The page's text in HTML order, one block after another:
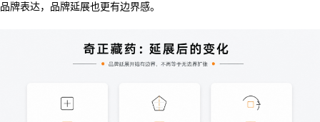
品牌表达，品牌延展也更有边界感。